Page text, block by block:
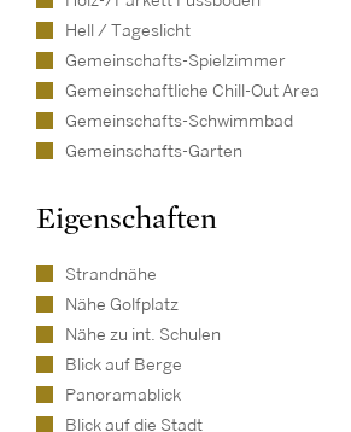
Hell / Tageslicht
Gemeinschafts-Spielzimmer
Gemeinschaftliche Chill-Out Area
Gemeinschafts-Schwimmbad
Gemeinschafts-Garten
Eigenschaften
Strandnähe
Nähe Golfplatz
Nähe zu int. Schulen
Blick auf Berge
Panoramablick
Blick auf die Stadt